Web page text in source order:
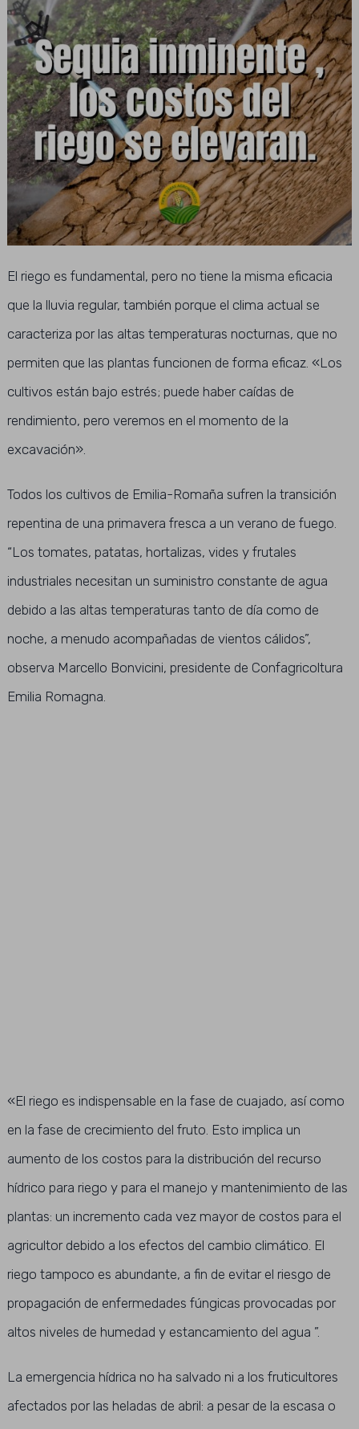
El riego es fundamental, pero no tiene la misma eficacia
que la lluvia regular, también porque el clima actual se
caracteriza por las altas temperaturas nocturnas, que no
permiten que las plantas funcionen de forma eficaz. «Los
cultivos están bajo estrés; puede haber caídas de
rendimiento, pero veremos en el momento de la
excavación».
Todos los cultivos de Emilia-Romaña sufren la transición
repentina de una primavera fresca a un verano de fuego.
“Los tomates, patatas, hortalizas, vides y frutales
industriales necesitan un suministro constante de agua
debido a las altas temperaturas tanto de día como de
noche, a menudo acompañadas de vientos cálidos”,
observa Marcello Bonvicini, presidente de Confagricoltura
Emilia Romagna.
«El riego es indispensable en la fase de cuajado, así como
en la fase de crecimiento del fruto. Esto implica un
aumento de los costos para la distribución del recurso
hídrico para riego y para el manejo y mantenimiento de las
plantas: un incremento cada vez mayor de costos para el
agricultor debido a los efectos del cambio climático. El
riego tampoco es abundante, a fin de evitar el riesgo de
propagación de enfermedades fúngicas provocadas por
altos niveles de humedad y estancamiento del agua ”.
La emergencia hídrica no ha salvado ni a los fruticultores
afectados por las heladas de abril: a pesar de la escasa o